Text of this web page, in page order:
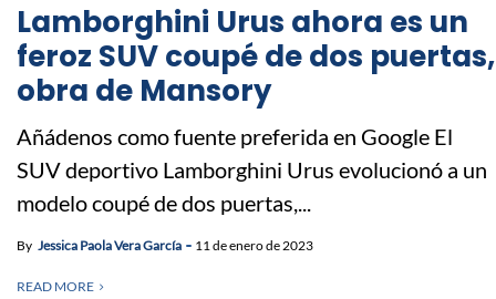
Lamborghini Urus ahora es un
feroz SUV coupé de dos puertas,
obra de Mansory
Añádenos como fuente preferida en Google El
SUV deportivo Lamborghini Urus evolucionó a un
modelo coupé de dos puertas,...
By Jessica Paola Vera García 11 de enero de 2023
READ MORE